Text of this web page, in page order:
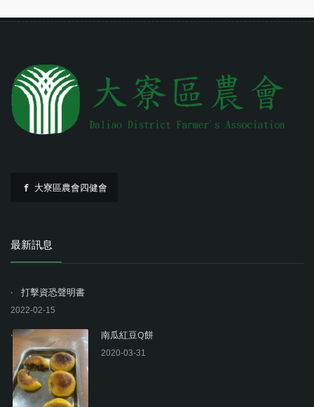
大寮區農會四健會
最新訊息
打擊資恐聲明書
2022-02-15
南瓜紅豆Q餅
2020-03-31